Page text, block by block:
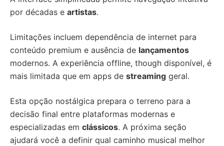
por décadas e artistas.
Limitações incluem dependência de internet para
conteúdo premium e ausência de lançamentos
modernos. A experiência offline, though disponível, é
mais limitada que em apps de streaming geral.
Esta opção nostálgica prepara o terreno para a
decisão final entre plataformas modernas e
especializadas em clássicos. A próxima seção
ajudará você a definir qual caminho musical melhor